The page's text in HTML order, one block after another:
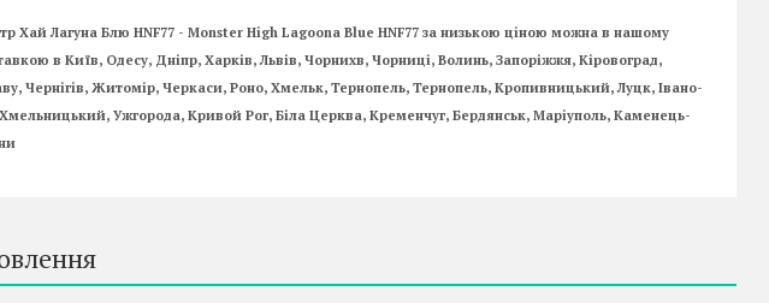
Хай Лагуна Блю HNF77 - Monster High Lagoona Blue HNF77 за низькою ціною можна в нашому
в Київ, Одесу, Дніпр, Харків, Львів, Чорнихв, Чорниці, Волинь, Запоріжжя, Кіровоград,
Чернігів, Житомір, Черкаси, Роно, Хмельк, Тернопель, Тернопель, Кропивницький, Луцк, Івано-
Ужгорода, Кривой Рог, Біла Церква, Кременчуг, Бердянськ, Маріуполь, Каменець-